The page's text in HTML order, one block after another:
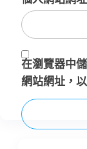
在瀏覽器中
網站網址，